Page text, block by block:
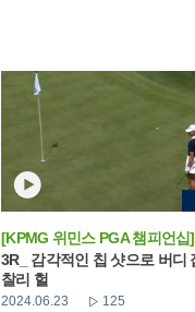
[KPMG 위민스 PGA 챔피언십]
3R_ 감각적인 칩 샷으로 버디
찰리 헐
2024.06.23 125